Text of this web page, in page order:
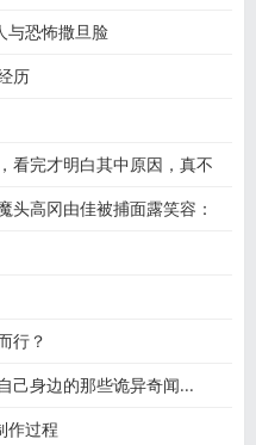
与恐怖撒旦脸
历
看完才明白其中原因，真不
头高冈由佳被捕面露笑容：
行？
己身边的那些诡异奇闻...
作过程